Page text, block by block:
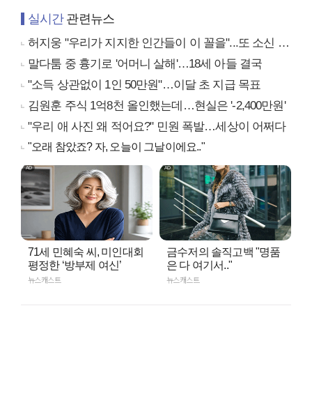
실시간관련뉴스
허지웅 "우리가 지지한 인간들이 이 꼴을"...또 소신 발언
말다툼 중 흉기로 '어머니 살해'…18세 아들 결국
"소득 상관없이 1인 50만원"…이달 초 지급 목표
김원훈 주식 1억8천 올인했는데…현실은 '-2,400만원'
"우리 애 사진 왜 적어요?" 민원 폭발…세상이 어쩌다
"오래 참았죠? 자, 오늘이 그날이에요.."
71세 민혜숙 씨, 미인대회
평정한 ‘방부제 여신’
뉴스캐스트
금수저의 솔직고백 "명품
은 다 여기서.."
뉴스캐스트